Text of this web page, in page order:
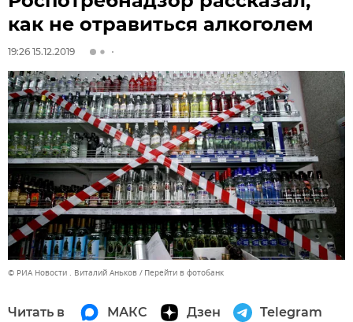
как не отравиться алкоголем
19:26 15.12.2019
© РИА Новости . Виталий Аньков Перейти в фотобанк
Читать в МАКС Дзен Telegram